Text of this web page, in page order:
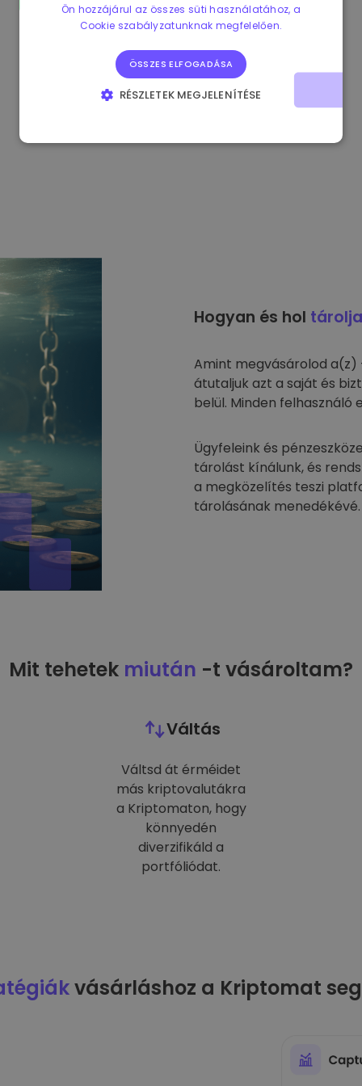
Hogyan és hol
Amint megvásárolod a(z)
átutaljuk azt a saját és
belül. Minden felhasználó
Ügyfeleink és
tárolást kínálunk, és
a megközelítés teszi
tárolásának menedékévé.
Mit tehetek miután -t vásároltam?
Váltás
Váltsd át érméidet
más kriptovalutákra
a Kriptomaton, hogy
könnyedén
diverzifikáld a
portfóliódat.
vásárláshoz a Kriptomat
Ön hozzájárul az összes süti használatához, a
Cookie szabályzatunknak megfelelően.
ÖSSZES ELFOGADÁSA
RÉSZLETEK MEGJELENÍTÉSE